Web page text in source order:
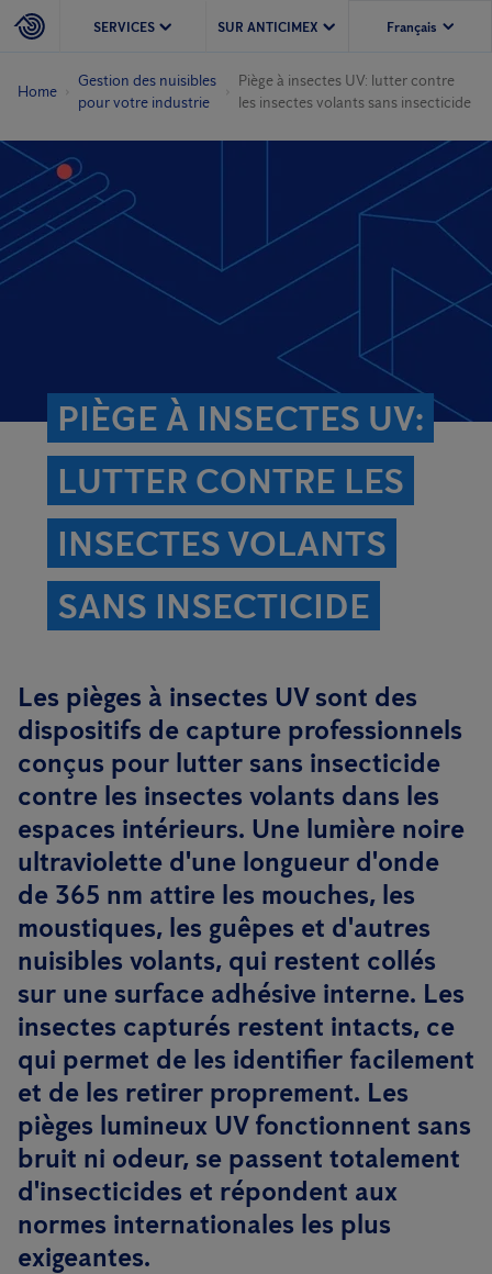
SERVICES SUR ANTICIMEX
Home
Gestion des nuisibles
pour votre industrie
Piège à insectes UV: lutter contre
les insectes volants sans insecticide
PIÈGE À INSECTES UV:
LUTTER CONTRE LES
INSECTES VOLANTS
SANS INSECTICIDE
Les pièges à insectes UV sont des
dispositifs de capture professionnels
conçus pour lutter sans insecticide
contre les insectes volants dans les
espaces intérieurs. Une lumière noire
ultraviolette d'une longueur d'onde
de 365 nm attire les mouches, les
moustiques, les guêpes et d'autres
nuisibles volants, qui restent collés
sur une surface adhésive interne. Les
insectes capturés restent intacts, ce
qui permet de les identifier facilement
et de les retirer proprement. Les
pièges lumineux UV fonctionnent sans
bruit ni odeur, se passent totalement
d'insecticides et répondent aux
normes internationales les plus
exigeantes.